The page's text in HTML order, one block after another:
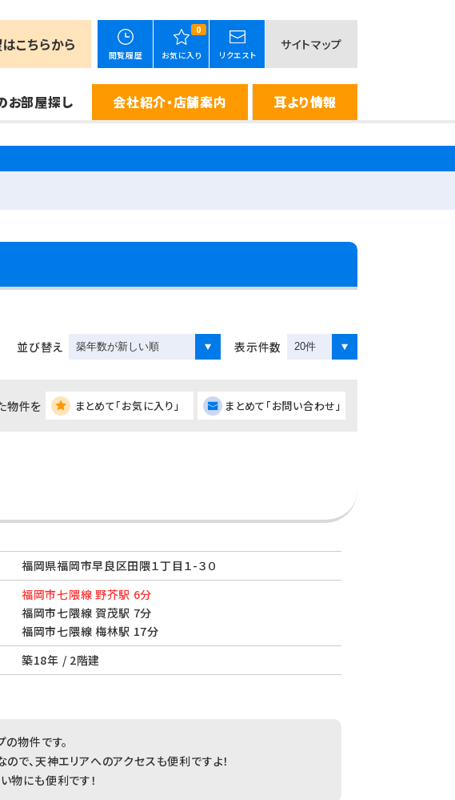
はこちらから
閲覧履歴
0
お気に入り リクエスト
サイトマップ
お部屋探し 会社紹介・店舗案内 耳より情報
並び替え 表示件数
物件を まとめて「お気に入り」 まとめて「お問い合わせ」
福岡県福岡市早良区田隈１丁目１-３０
福岡市七隈線 野芥駅 6分
福岡市七隈線 賀茂駅 7分
福岡市七隈線 梅林駅 17分
築18年 / 2階建
物件です。
で、天神エリアへのアクセスも便利ですよ！
物にも便利です！